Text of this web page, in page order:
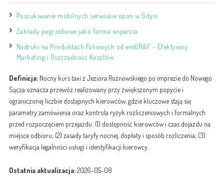
Poszukiwanie mobilnych serwisów opon w Gdyni
Zakłady pogrzebowe jako forma wsparcia
Nadruki na Produktach Foliowych od emGRAF – Efektywny
Marketing i Oszczędność Kosztów
Definicja:Nocny kurs taxi z Jeziora Rożnowskiego po imprezie do Nowego
Sącza oznacza przewóz realizowany przy zwiększonym popycie i
ograniczonej liczbie dostępnych kierowców, gdzie kluczowe stają się
parametry zamówienia oraz kontrola ryzyk rozliczeniowych i formalnych
przed rozpoczęciem przejazdu: (1) dostępność kierowców i czas dojazdu na
miejsce odbioru; (2) zasady taryfy nocnej, dopłaty i sposób rozliczenia; (3)
weryfikacja legalności usługi i identyfikacji kierowcy.
Ostatnia aktualizacja:2026-05-08